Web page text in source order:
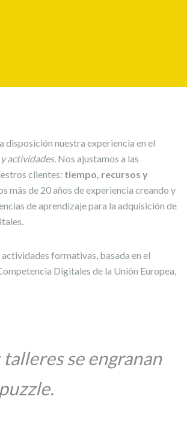
disposición nuestra experiencia en el
actividades. Nos ajustamos a las
clientes: tiempo, recursos y
más de 20 años de experiencia creando y
de aprendizaje para la adquisición de
formativas, basada en el
Digitales de la Unión Europea,
se engranan